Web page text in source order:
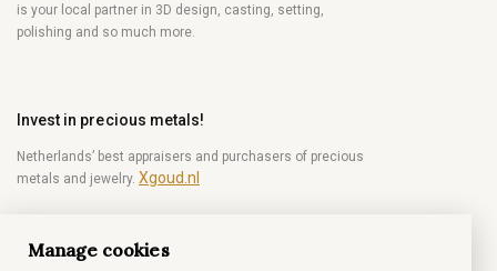
is your local partner in 3D design, casting, setting,
polishing and so much more.
Invest in precious metals!
Netherlands’ best appraisers and purchasers of precious
metals and jewelry. Xgoud.nl
Become a diamond Insider!
Manage cookies